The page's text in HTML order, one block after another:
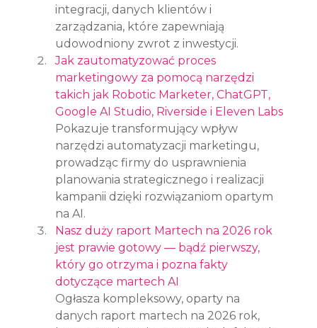
integracji, danych klientów i
zarządzania, które zapewniają
udowodniony zwrot z inwestycji.
Jak zautomatyzować proces
marketingowy za pomocą narzędzi
takich jak Robotic Marketer, ChatGPT,
Google AI Studio, Riverside i Eleven Labs
Pokazuje transformujący wpływ
narzędzi automatyzacji marketingu,
prowadząc firmy do usprawnienia
planowania strategicznego i realizacji
kampanii dzięki rozwiązaniom opartym
na AI.
Nasz duży raport Martech na 2026 rok
jest prawie gotowy — bądź pierwszy,
który go otrzyma i pozna fakty
dotyczące martech AI
Ogłasza kompleksowy, oparty na
danych raport martech na 2026 rok,